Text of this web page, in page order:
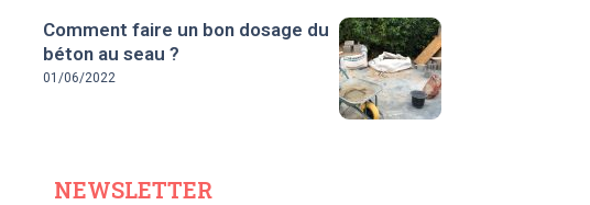
Comment faire un bon dosage du
béton au seau ?
01/06/2022
NEWSLETTER